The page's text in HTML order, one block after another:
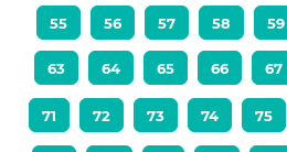
55 56 57 58 59
63 64 65 66 67
71 72 73 74 75